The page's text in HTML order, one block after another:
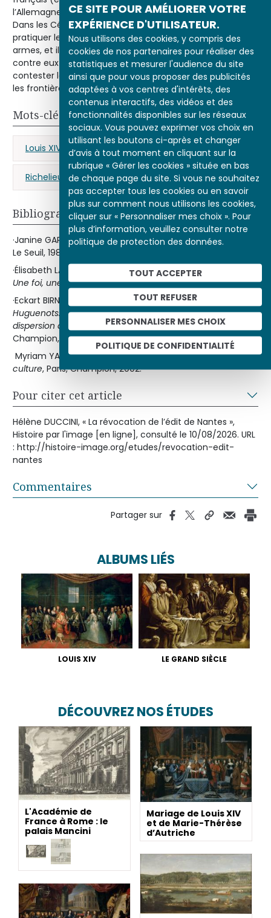
CE SITE POUR AMÉLIORER VOTRE
EXPÉRIENCE D'UTILISATEUR.
Nous utilisons des cookies, y compris des
cookies de nos partenaires pour réaliser des
statistiques et mesurer l'audience du site
ainsi que pour vous proposer des publicités
adaptées à vos centres d'intérêts, des
contenus interactifs, des vidéos et des
fonctionnalités disponibles sur les réseaux
sociaux. Vous pouvez exprimer vos choix en
utilisant les boutons ci-après et changer
d’avis à tout moment en cliquant sur la
rubrique « Gérer les cookies » située en bas
de chaque page du site. Si vous ne souhaitez
pas accepter tous les cookies ou en savoir
plus sur comment nous utilisons les cookies,
cliquer sur « Personnaliser mes choix ». Pour
plus d’information, veuillez consulter notre
politique de protection des données.
TOUT ACCEPTER
TOUT REFUSER
PERSONNALISER MES CHOIX
POLITIQUE DE CONFIDENTIALITÉ
l’Allemagne, les Provinces-Unies et même l’Amérique.
Dans les Cévennes, les protestants continuent de
pratiquer leur culte. En 1702, les Camisards prendront les
armes, et il faudra dépêcher une armée tout entière
contre eux alors même que l’Europe coalisée pour
contester la succession d’Espagne impose de défendre
les frontières.
Mots-clés
Louis XIV religion Fontainebleau
Richelieu (cardinal de) protestantisme
Bibliographie
·Janine GARRISSON, L’édit de Nantes et sa révocation
Le Seuil, 1985.
·Élisabeth LABROUSSE,
La révocation de l’édit de Nantes.
Une foi, une loi, un roi ?, Paris, Payot, 1990.
·Eckart BIRNSTIEL (textes réunis par),La diaspora des
Huguenots. Les réfugiés protestants de France et leur
dispersion dans le monde (XVIe-XVIIIesiècle), Paris,
Champion, 2001.
Myriam YARDENI,Le refuge huguenot. Assimilation et
culture, Paris, Champion, 2002.
Pour citer cet article
Hélène DUCCINI, « La révocation de l’édit de Nantes »,
Histoire par l'image [en ligne], consulté le 10/08/2026. URL
: http://histoire-image.org/etudes/revocation-edit-
nantes
Commentaires
Partager sur
ALBUMS LIÉS
LOUIS XIV LE GRAND SIÈCLE
DÉCOUVREZ NOS ÉTUDES
L'Académie de
France à Rome : le
palais Mancini
Mariage de Louis XIV
et de Marie-Thérèse
d’Autriche